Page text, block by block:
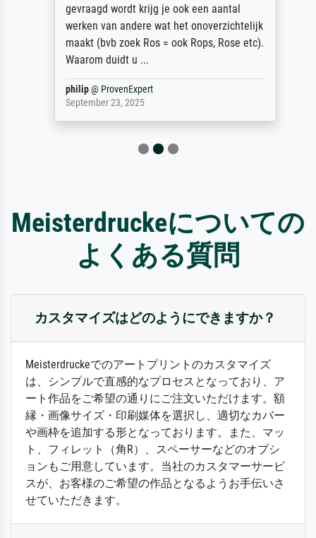
gevraagd wordt krijg je ook een aantal
werken van andere wat het onoverzichtelijk
maakt (bvb zoek Ros = ook Rops, Rose etc).
Waarom duidt u ...
philip@ProvenExpert
September 23, 2025
Meisterdruckeについての
よくある質問
カスタマイズはどのようにできますか？
Meisterdruckeでのアートプリントのカスタマイズ
は、シンプルで直感的なプロセスとなっており、ア
ート作品をご希望の通りにご注文いただけます。額
縁・画像サイズ・印刷媒体を選択し、適切なカバー
や画枠を追加する形となっております。また、マッ
ト、フィレット（角R）、スペーサーなどのオプシ
ョンもご用意しています。当社のカスタマーサービ
スが、お客様のご希望の作品となるようお手伝いさ
せていただきます。